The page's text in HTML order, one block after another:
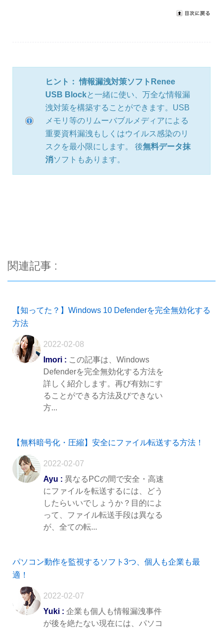
ヒント： 情報漏洩対策ソフト Renee
USB Blockと一緒に使い、万全な情報漏
洩対策を構築することができます。USB
メモリ等のリムーバブルメディアによる
重要資料漏洩もしくはウイルス感染のリ
スクを最小限にします。 後無料データ抹
消ソフトもあります。
関連記事 :
【知ってた？】Windows 10 Defenderを完全無効化する
方法
2022-02-08
Imori : この記事は、Windows
Defenderを完全無効化する方法を
詳しく紹介します。再び有効にす
ることができる方法及びできない
方...
【無料暗号化・圧縮】安全にファイル転送する方法！
2022-02-07
Ayu : 異なるPCの間で安全・高速
にファイルを転送するには、どう
したらいいでしょうか？目的によ
って、ファイル転送手段は異なる
が、全ての転...
パソコン動作を監視するソフト3つ、個人も企業も最
適！
2022-02-07
Yuki : 企業も個人も情報漏洩事件
が後を絶たない現在には、パソコ